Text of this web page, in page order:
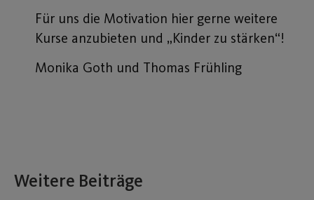
Für uns die Motivation hier gerne weitere
Kurse anzubieten und „Kinder zu stärken“!
Monika Goth und Thomas Frühling
Weitere Beiträge